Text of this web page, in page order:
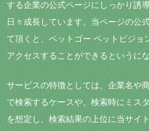
する企業の公式ページにしっかり誘
日々成長しています。当ページの公
て頂くと、ペットゴー ペットビジョ
アクセスすることができるというに
サービスの特徴としては、企業名や
で検索するケースや、検索時にミス
を想定し、検索結果の上位に当サイ